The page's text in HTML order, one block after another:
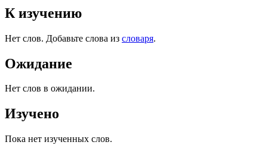
К изучению
Нет слов. Добавьте слова из словаря.
Ожидание
Нет слов в ожидании.
Изучено
Пока нет изученных слов.